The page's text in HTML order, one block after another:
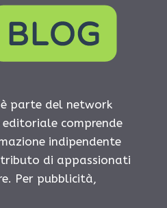
parte del network
comprende
indipendente
di appassionati
Per pubblicità,